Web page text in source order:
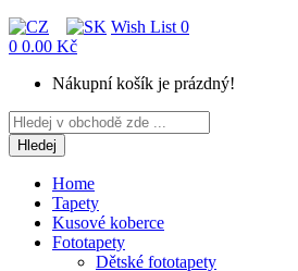
Wish List 0
0 0.00 Kč
Nákupní košík je prázdný!
Hledej
Home
Tapety
Kusové koberce
Fototapety
Dětské fototapety